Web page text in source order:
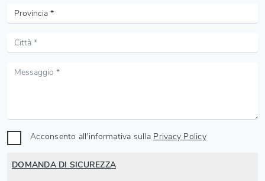
Acconsento all'informativa sulla Privacy Policy
DOMANDA DI SICUREZZA